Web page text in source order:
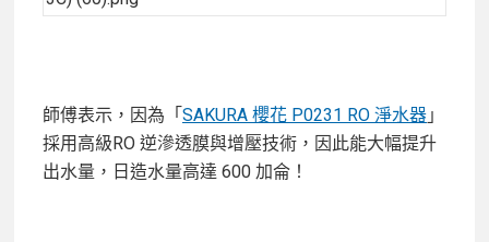
師傅表示，因為「 SAKURA 櫻花 P0231 RO 淨水器 」
採用高級RO 逆滲透膜與增壓技術，因此能大幅提升
出水量，日造水量高達 600 加侖！